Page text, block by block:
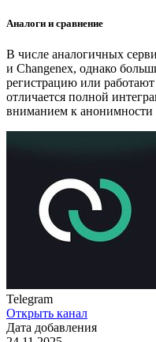
Аналоги и сравнение
В числе аналогичных
и Changenex, однако
регистрацию или
отличается полной
вниманием к анонимности
Telegram
Открыть канал
Дата добавления